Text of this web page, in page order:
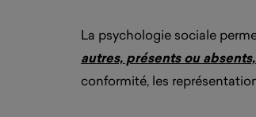
La psychologie sociale
autres, présents ou
conformité, les